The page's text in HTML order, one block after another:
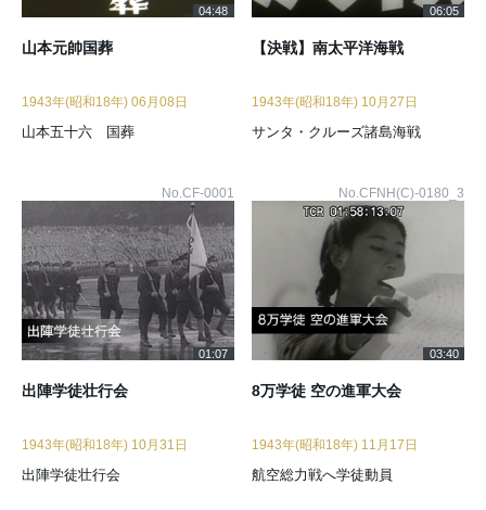
04:48
山本元帥国葬
1943年(昭和18年) 06月08日
山本五十六 国葬
06:05
【決戦】南太平洋海戦
1943年(昭和18年) 10月27日
サンタ・クルーズ諸島海戦
No.CF-0001
01:07
出陣学徒壮行会
1943年(昭和18年) 10月31日
出陣学徒壮行会
No.CFNH(C)-0180_3
03:40
8万学徒 空の進軍大会
1943年(昭和18年) 11月17日
航空総力戦へ学徒動員